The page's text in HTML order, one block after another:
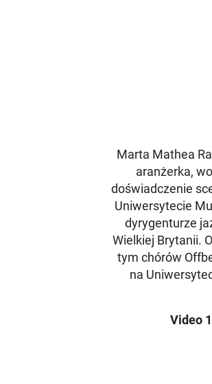
Marta Mathea
aranżerka,
doświadczenie
Uniwersytecie
dyrygenturze
Wielkiej Brytanii.
tym chórów
na
Video